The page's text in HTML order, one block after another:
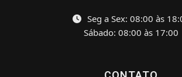
Seg a Sex: 08:00 às
Sábado: 08:00 às 17:00